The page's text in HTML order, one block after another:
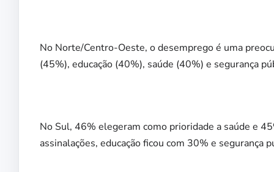
No Norte/Centro-Oeste, o desemprego é uma
(45%), educação (40%), saúde (40%) e segurança
No Sul, 46% elegeram como prioridade a saúde e
assinalações, educação ficou com 30% e segurança